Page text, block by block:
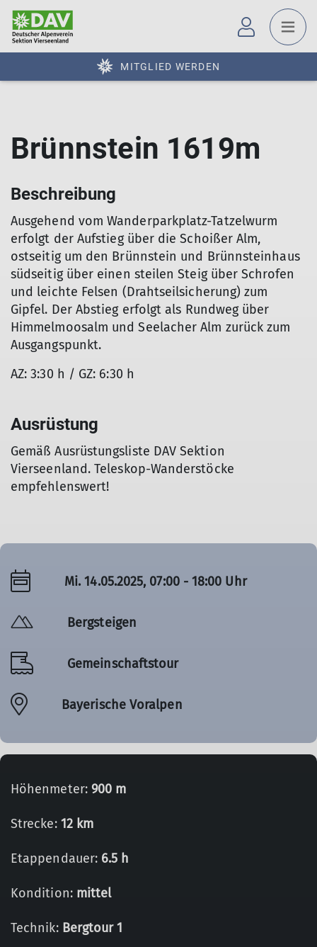
MITGLIED WERDEN
Brünnstein 1619m
Beschreibung
Ausgehend vom Wanderparkplatz-Tatzelwurm
erfolgt der Aufstieg über die Schoißer Alm,
ostseitig um den Brünnstein und Brünnsteinhaus
südseitig über einen steilen Steig über Schrofen
und leichte Felsen (Drahtseilsicherung) zum
Gipfel. Der Abstieg erfolgt als Rundweg über
Himmelmoosalm und Seelacher Alm zurück zum
Ausgangspunkt.
AZ: 3:30 h / GZ: 6:30 h
Ausrüstung
Gemäß Ausrüstungsliste DAV Sektion
Vierseenland. Teleskop-Wanderstöcke
empfehlenswert!
Mi. 14.05.2025, 07:00 - 18:00 Uhr
Bergsteigen
Gemeinschaftstour
Bayerische Voralpen
Höhenmeter: 900 m
Strecke: 12 km
Etappendauer: 6.5 h
Kondition: mittel
Technik: Bergtour 1